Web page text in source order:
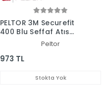
PELTOR 3M Securefit
400 Blu Şeffaf Atış
Peltor
973 TL
Stokta Yok